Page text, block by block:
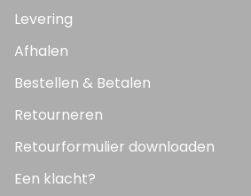
Levering
Afhalen
Bestellen & Betalen
Retourneren
Retourformulier downloaden
Een klacht?